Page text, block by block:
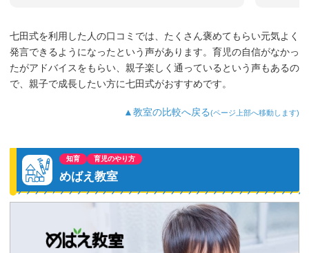
七田式を利用した人の口コミでは、たくさん褒めてもらい元気よく
発言できるようになったという声があります。育児の自信がなかっ
たがアドバイスをもらい、親子楽しく通っているという声もあるの
で、親子で成長したい方に七田式がおすすめです。
▲教室の比較へ戻る(ページ上部へ移動します)
知育 育児のやり方
めばえ教室